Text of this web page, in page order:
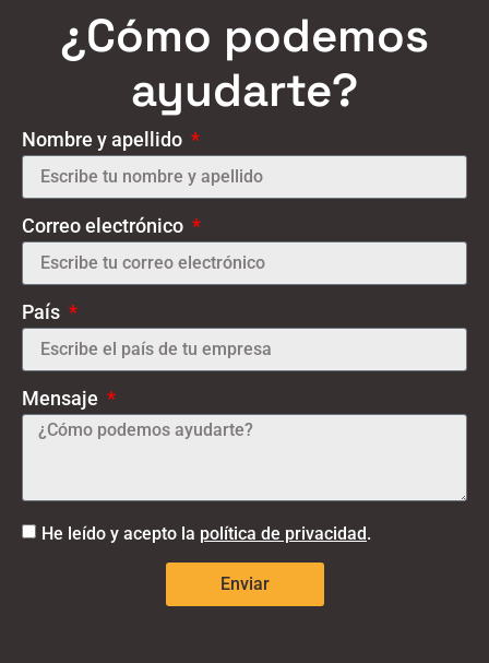
¿Cómo podemos
ayudarte?
Nombre y apellido
Correo electrónico
País
Mensaje
He leído y acepto la política de privacidad.
Enviar